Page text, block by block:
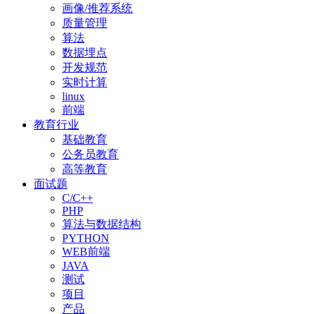
画像/推荐系统
质量管理
算法
数据埋点
开发规范
实时计算
linux
前端
教育行业
基础教育
公务员教育
高等教育
面试题
C/C++
PHP
算法与数据结构
PYTHON
WEB前端
JAVA
测试
项目
产品